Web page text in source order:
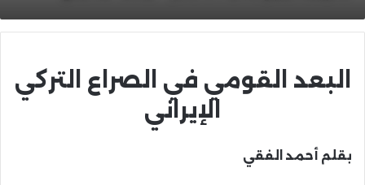
البعد القومي في الصراع التركي
الإيراني
بقلم أحمد الفقي